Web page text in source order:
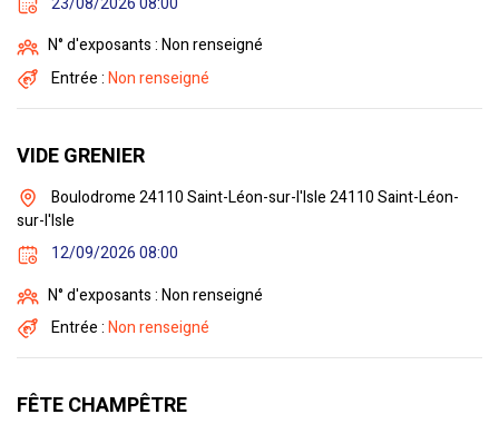
N° d'exposants : Non renseigné
Entrée :Non renseigné
VIDE GRENIER
Boulodrome 24110 Saint-Léon-sur-l'Isle 24110 Saint-Léon-
sur-l'Isle
12/09/2026 08:00
N° d'exposants : Non renseigné
Entrée :Non renseigné
FÊTE CHAMPÊTRE